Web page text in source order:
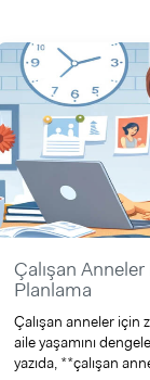
Çalışan
Planlama
Çalışan anneler için
aile yaşamını
yazıda, **çalışan